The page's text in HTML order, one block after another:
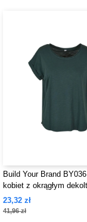
Build Your Brand
kobiet z okrągłym
23,32 zł
41,96 zł